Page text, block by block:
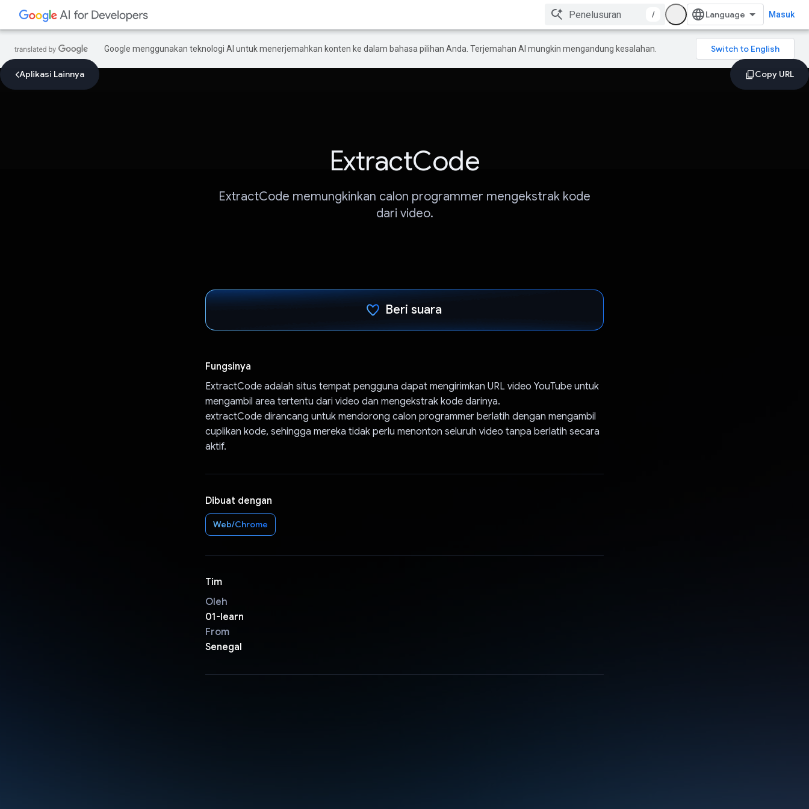
/ Masuk
Google menggunakan teknologi AI untuk menerjemahkan konten ke dalam bahasa pilihan Anda. Terjemahan AI mungkin mengandung kesalahan.
Aplikasi Lainnya
ExtractCode
ExtractCode memungkinkan calon programmer mengekstrak kode
dari video.
Beri suara
Fungsinya
ExtractCode adalah situs tempat pengguna dapat mengirimkan URL video YouTube untuk
mengambil area tertentu dari video dan mengekstrak kode darinya.
extractCode dirancang untuk mendorong calon programmer berlatih dengan mengambil
cuplikan kode, sehingga mereka tidak perlu menonton seluruh video tanpa berlatih secara
aktif.
Dibuat dengan
Web/Chrome
Tim
Oleh
01-learn
From
Senegal